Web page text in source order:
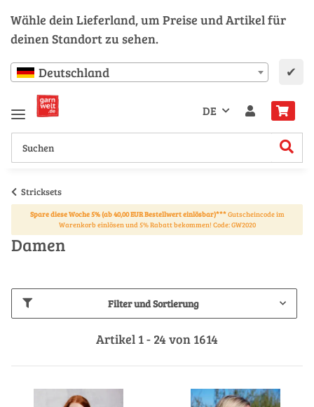
Wähle dein Lieferland, um Preise und Artikel für
deinen Standort zu sehen.
Deutschland ✔
DE
Stricksets
Spare diese Woche 5% (ab 40,00 EUR Bestellwert einlösbar)***Gutscheincode im
Warenkorb einlösen und 5% Rabatt bekommen! Code: GW2020
Damen
Filter und Sortierung
Artikel 1 - 24 von 1614